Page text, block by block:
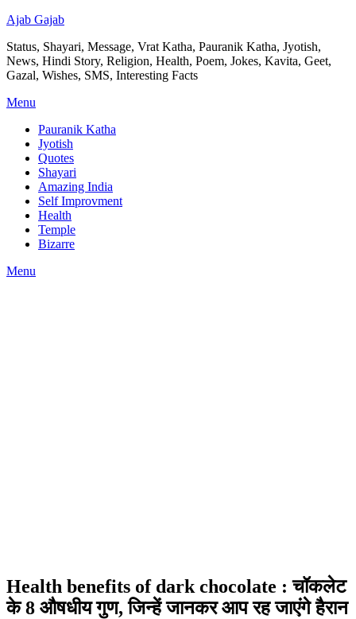
Ajab Gajab
Status, Shayari, Message, Vrat Katha, Pauranik Katha, Jyotish,
News, Hindi Story, Religion, Health, Poem, Jokes, Kavita, Geet,
Gazal, Wishes, SMS, Interesting Facts
Menu
Pauranik Katha
Jyotish
Quotes
Shayari
Amazing India
Self Improvment
Health
Temple
Bizarre
Menu
Health benefits of dark chocolate : चॉकलेट
के 8 औषधीय गुण, जिन्हें जानकर आप रह जाएंगे हैरान